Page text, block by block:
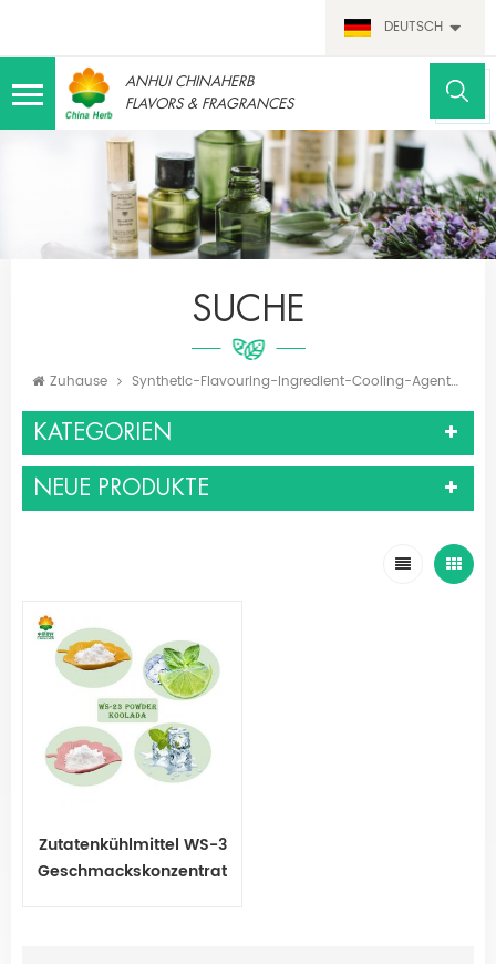
DEUTSCH
ANHUI CHINAHERB
FLAVORS & FRAGRANCES
SUCHE
Zuhause Synthetic-Flavouring-Ingredient-Cooling-Agent-Ws-23cooler-Ws3-For-Oral-Health
KATEGORIEN
NEUE PRODUKTE
Zutatenkühlmittel WS-3
Geschmackskonzentrat